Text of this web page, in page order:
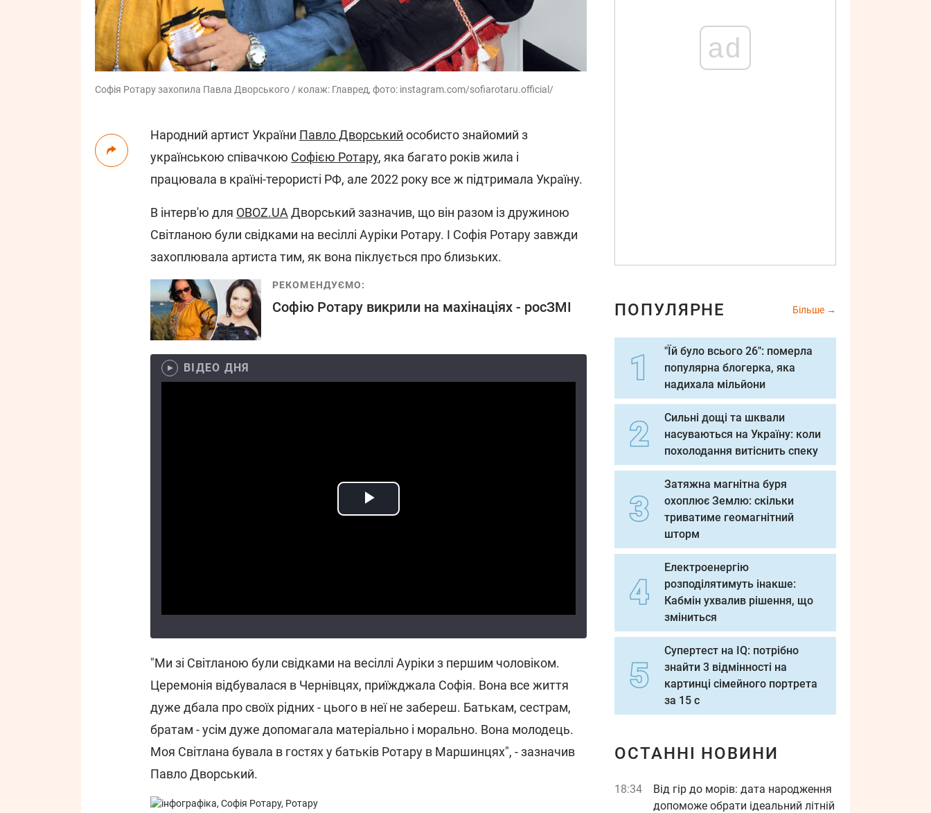
Софія Ротару захопила Павла Дворського / колаж: Главред, фото: instagram.com/sofiarotaru.official/
Народний артист України Павло Дворський особисто знайомий з
українською співачкою Софією Ротару, яка багато років жила і
працювала в країні-терористі РФ, але 2022 року все ж підтримала Україну.
В інтерв'ю для OBOZ.UA Дворський зазначив, що він разом із дружиною
Світланою були свідками на весіллі Ауріки Ротару. І Софія Ротару завжди
захоплювала артиста тим, як вона піклується про близьких.
РЕКОМЕНДУЄМО:
Софію Ротару викрили на махінаціях - росЗМІ
ВІДЕО ДНЯ
"Ми зі Світланою були свідками на весіллі Ауріки з першим чоловіком.
Церемонія відбувалася в Чернівцях, приїжджала Софія. Вона все життя
дуже дбала про своїх рідних - цього в неї не забереш. Батькам, сестрам,
братам - усім дуже допомагала матеріально і морально. Вона молодець.
Моя Світлана бувала в гостях у батьків Ротару в Маршинцях", - зазначив
Павло Дворський.
ad
ПОПУЛЯРНЕ Більше
"Їй було всього 26": померла
популярна блогерка, яка
надихала мільйони
Сильні дощі та шквали
насуваються на Україну: коли
похолодання витіснить спеку
Затяжна магнітна буря
охоплює Землю: скільки
триватиме геомагнітний
шторм
Електроенергію
розподілятимуть інакше:
Кабмін ухвалив рішення, що
зміниться
Супертест на IQ: потрібно
знайти 3 відмінності на
картинці сімейного портрета
за 15 с
ОСТАННІ НОВИНИ
18:34
Від гір до морів: дата народження
допоможе обрати ідеальний літній